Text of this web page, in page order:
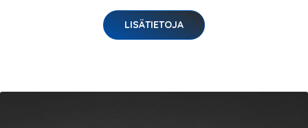
LISÄTIETOJA